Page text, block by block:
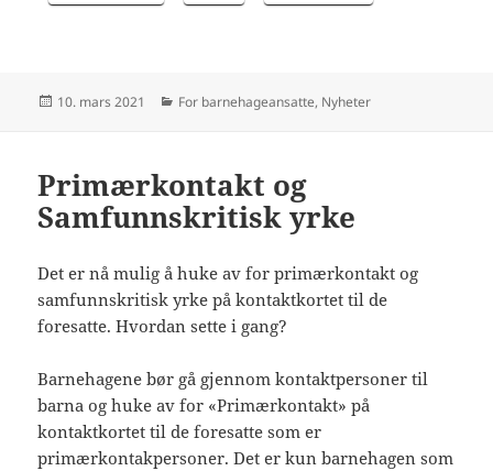
Publisert
10. mars 2021 Kategorier
For barnehageansatte, Nyheter
Primærkontakt og
Samfunnskritisk yrke
Det er nå mulig å huke av for primærkontakt og
samfunnskritisk yrke på kontaktkortet til de
foresatte. Hvordan sette i gang?
Barnehagene bør gå gjennom kontaktpersoner til
barna og huke av for «Primærkontakt» på
kontaktkortet til de foresatte som er
primærkontakpersoner. Det er kun barnehagen som